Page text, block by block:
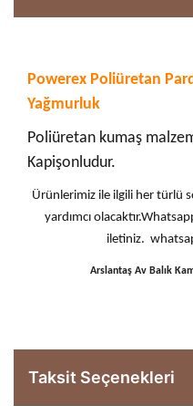
Powerex Poliüretan
Yağmurluk
Poliüretan kumaş
Kapişonludur.
Ürünlerimiz ile ilgili her türlü
yardımcı
iletiniz.
Arslantaş Av Balık
Taksit Seçenekleri